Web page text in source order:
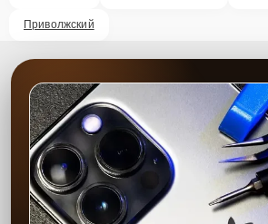
Приволжский